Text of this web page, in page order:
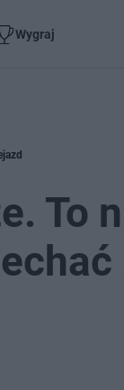
Wygraj
To